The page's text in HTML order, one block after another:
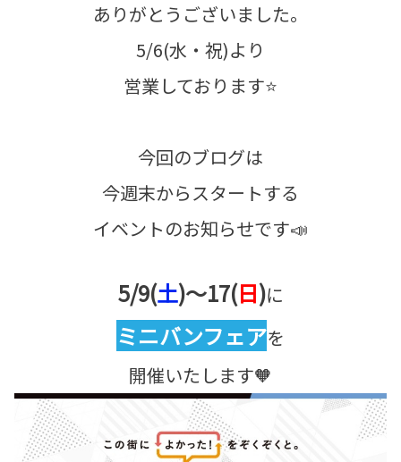
ありがとうございました。
5/6(水・祝)より
営業しております⭐
今回のブログは
今週末からスタートする
イベントのお知らせです📣
5/9(土)～17(日)に
ミニバンフェアを
開催いたします🧡